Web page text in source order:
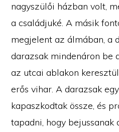
nagyszülői házban volt,
a családjuké. A másik
megjelent az álmában, a
darazsak mindenáron be
az utcai ablakon
erős vihar. A darazsak
kapaszkodtak össze, és
tapadni, hogy bejussanak